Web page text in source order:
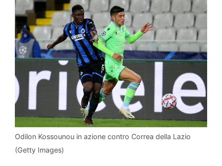
Odilon Kossounou in azione contro Correa della Lazio
(Getty Images)